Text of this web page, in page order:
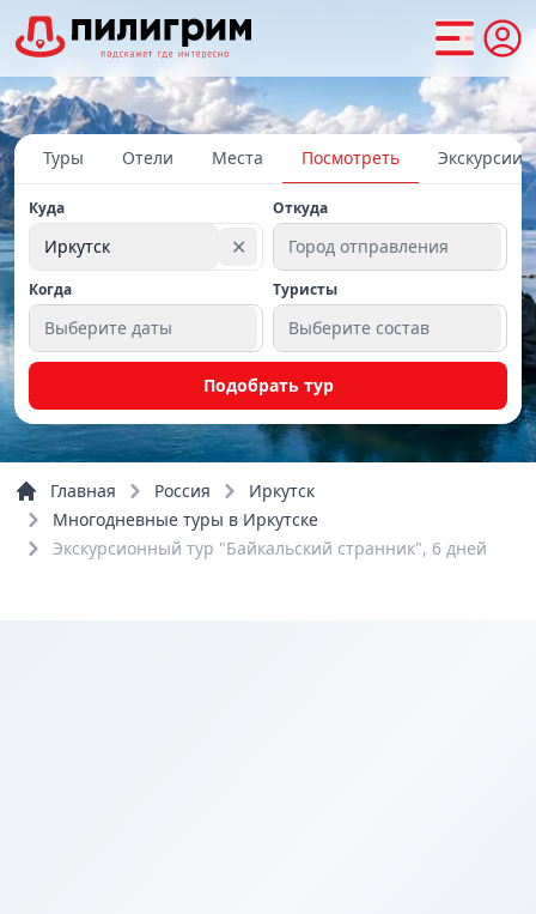
Туры Отели Места Посмотреть Экскурсии
Куда
Иркутск ✕
Откуда
Город отправления
Когда
Выберите даты
Туристы
Выберите состав
Подобрать тур
Главная Россия
Иркутск
Многодневные туры в Иркутске
Экскурсионный тур "Байкальский странник", 6 дней